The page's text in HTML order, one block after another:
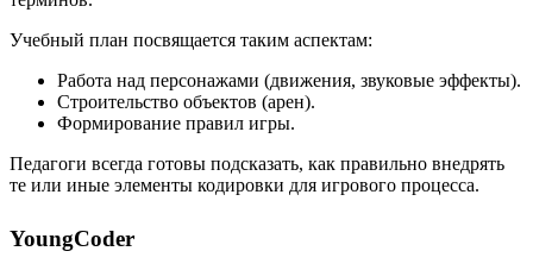
Учебный план посвящается таким аспектам:
Работа над персонажами (движения, звуковые эффекты).
Строительство объектов (арен).
Формирование правил игры.
Педагоги всегда готовы подсказать, как правильно внедрять
те или иные элементы кодировки для игрового процесса.
YoungCoder